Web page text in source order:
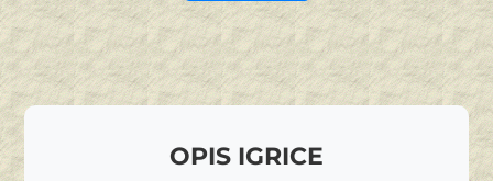
OPIS IGRICE